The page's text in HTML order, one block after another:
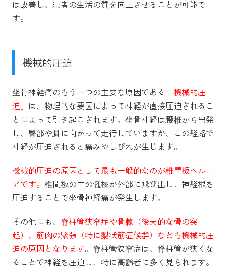
は改善し、患者の生活の質を向上させることが可能で
す。
機械的圧迫
坐骨神経痛のもう一つの主要な原因である 「機械的圧
迫」 は、物理的な要因によって神経が直接圧迫されるこ
とによって引き起こされます。坐骨神経は腰椎から出発
し、臀部や脚に向かって走行していますが、この経路で
神経が圧迫されると痛みやしびれが生じます。
機械的圧迫の原因として最も一般的なのが椎間板ヘルニ
アです。 椎間板の中の髄核が外部に飛び出し、神経根を
圧迫することで坐骨神経痛が発生します。
その他にも、 脊柱管狭窄症や骨棘（後天的な骨の突
起）、筋肉の緊張（特に梨状筋症候群）なども機械的圧
迫の原因となります。脊柱管狭窄症は、脊柱管が狭くな
ることで神経を圧迫し、特に高齢者に多く見られます。